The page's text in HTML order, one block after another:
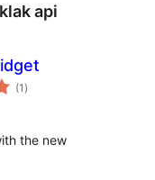
api
(1 total
de
)
the new